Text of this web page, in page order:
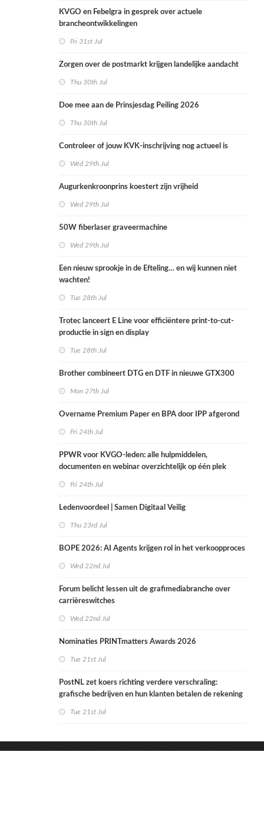
KVGO en Febelgra in gesprek over actuele
brancheontwikkelingen
Fri 31st Jul
Zorgen over de postmarkt krijgen landelijke aandacht
Thu 30th Jul
Doe mee aan de Prinsjesdag Peiling 2026
Thu 30th Jul
Controleer of jouw KVK-inschrijving nog actueel is
Wed 29th Jul
Augurkenkroonprins koestert zijn vrijheid
Wed 29th Jul
50W fiberlaser graveermachine
Wed 29th Jul
Een nieuw sprookje in de Efteling… en wij kunnen niet
wachten!
Tue 28th Jul
Trotec lanceert E Line voor efficiëntere print-to-cut-
productie in sign en display
Tue 28th Jul
Brother combineert DTG en DTF in nieuwe GTX300
Mon 27th Jul
Overname Premium Paper en BPA door IPP afgerond
Fri 24th Jul
PPWR voor KVGO-leden: alle hulpmiddelen,
documenten en webinar overzichtelijk op één plek
Fri 24th Jul
Ledenvoordeel | Samen Digitaal Veilig
Thu 23rd Jul
BOPE 2026: AI Agents krijgen rol in het verkoopproces
Wed 22nd Jul
Forum belicht lessen uit de grafimediabranche over
carrièreswitches
Wed 22nd Jul
Nominaties PRINTmatters Awards 2026
Tue 21st Jul
PostNL zet koers richting verdere verschraling:
grafische bedrijven en hun klanten betalen de rekening
Tue 21st Jul